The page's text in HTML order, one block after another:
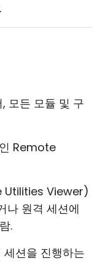
모든 모듈 및 구
Remote
Utilities Viewer)
나 원격 세션에
.
션을 진행하는